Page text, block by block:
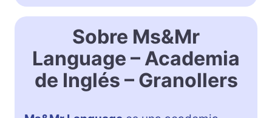
Sobre Ms&Mr
Language – Academia
de Inglés – Granollers